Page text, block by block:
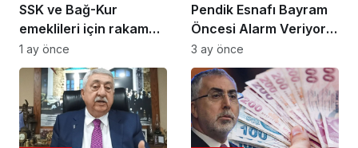
SSK ve Bağ-Kur
emeklileri için rakam
kesinleşti: Emekliler ne
kadar zam alacak?
1 ay önce
Pendik Esnafı Bayram
Öncesi Alarm Veriyor:
“Vatandaşın Alım Gücü
Düştü, Çarşıda
Hareket Kalmadı”
3 ay önce